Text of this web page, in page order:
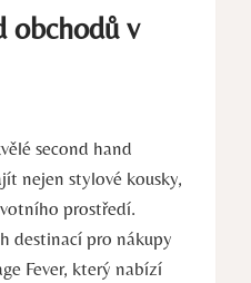
obchodů v
second hand
nejen stylové kousky,
prostředí.
destinací pro nákupy
Fever, který nabízí